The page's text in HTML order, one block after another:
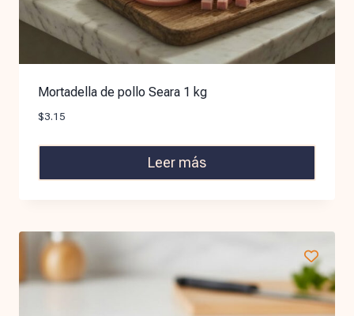
Mortadella de pollo Seara 1 kg
$3.15
Leer más